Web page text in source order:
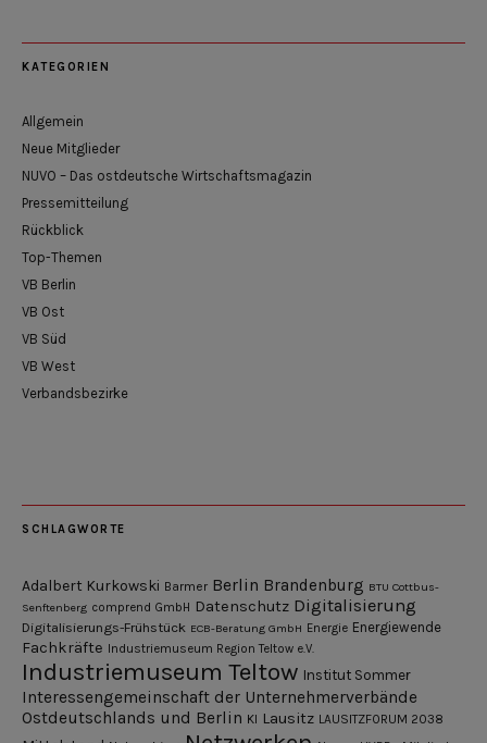
KATEGORIEN
Allgemein
Neue Mitglieder
NUVO – Das ostdeutsche Wirtschaftsmagazin
Pressemitteilung
Rückblick
Top-Themen
VB Berlin
VB Ost
VB Süd
VB West
Verbandsbezirke
SCHLAGWORTE
Adalbert Kurkowski Barmer Berlin Brandenburg BTU Cottbus-
Senftenberg comprend GmbH Datenschutz Digitalisierung
Digitalisierungs-Frühstück ECB-Beratung GmbH Energie Energiewende
Fachkräfte Industriemuseum Region Teltow e.V.
Industriemuseum Teltow Institut Sommer
Interessengemeinschaft der Unternehmerverbände
Ostdeutschlands und Berlin KI Lausitz LAUSITZFORUM 2038